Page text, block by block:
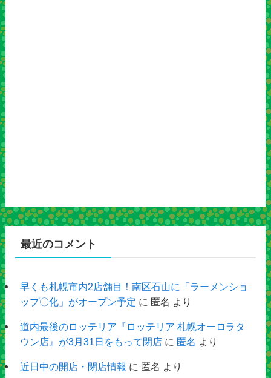
最近のコメント
早くも札幌市内2店舗目！南区石山に「ラーメンショ
ップ〇化」がオープン予定 に 匿名 より
道内最後のロッテリア『ロッテリア 札幌オーロラタ
ウン店』が3月31日をもって閉店に 匿名 より
近日中の開店・閉店情報 に 匿名 より